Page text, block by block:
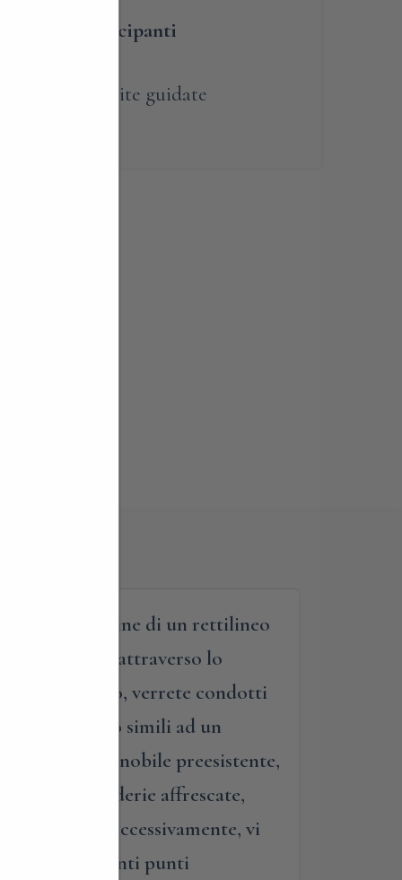
dei partecipanti
Visite guidate
al termine di un rettilineo
Qui, attraverso lo
di un tempo, verrete condotti
villa, molto simili ad un
casa da nobile preesistente,
le scuderie affrescate,
paese. Successivamente, vi
più interessanti punti